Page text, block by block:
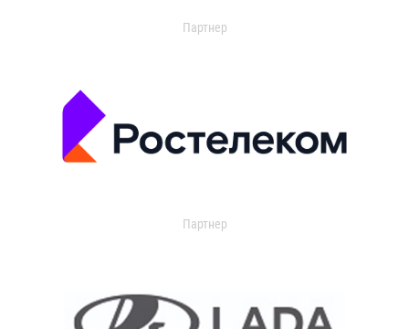
Партнер
Партнер